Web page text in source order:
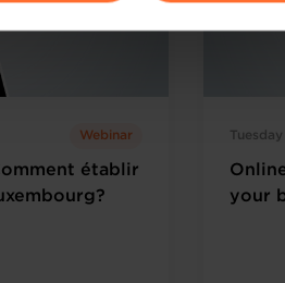
cookies
Politique de
Webinar
établir
your